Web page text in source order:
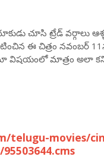
చూసి ట్రేడ్
ఈ చిత్రం న‌వంబ‌ర్
విష‌యంలో మాత్రం అలా
telugu-movies/